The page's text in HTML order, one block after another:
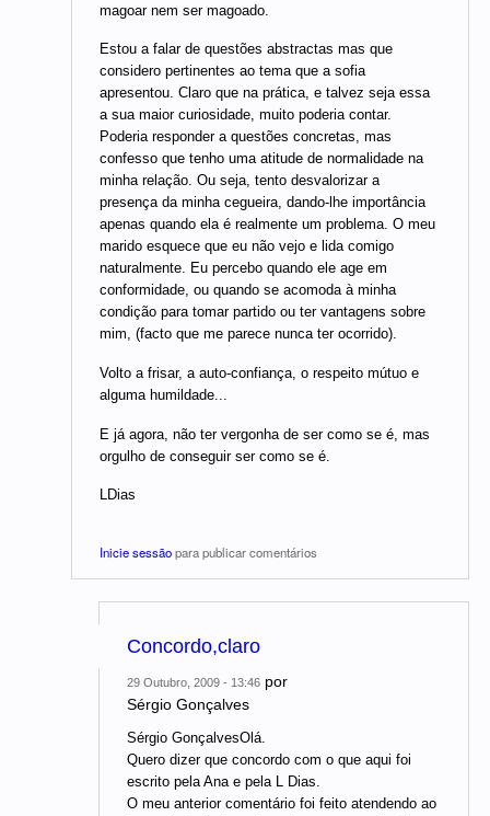
magoar nem ser magoado.
Estou a falar de questões abstractas mas que
considero pertinentes ao tema que a sofia
apresentou. Claro que na prática, e talvez seja essa
a sua maior curiosidade, muito poderia contar.
Poderia responder a questões concretas, mas
confesso que tenho uma atitude de normalidade na
minha relação. Ou seja, tento desvalorizar a
presença da minha cegueira, dando-lhe importância
apenas quando ela é realmente um problema. O meu
marido esquece que eu não vejo e lida comigo
naturalmente. Eu percebo quando ele age em
conformidade, ou quando se acomoda à minha
condição para tomar partido ou ter vantagens sobre
mim, (facto que me parece nunca ter ocorrido).
Volto a frisar, a auto-confiança, o respeito mútuo e
alguma humildade...
E já agora, não ter vergonha de ser como se é, mas
orgulho de conseguir ser como se é.
LDias
Inicie sessãopara publicar comentários
Concordo,claro
29 Outubro, 2009 - 13:46 por
Sérgio Gonçalves
Sérgio GonçalvesOlá.
Quero dizer que concordo com o que aqui foi
escrito pela Ana e pela L Dias.
O meu anterior comentário foi feito atendendo ao